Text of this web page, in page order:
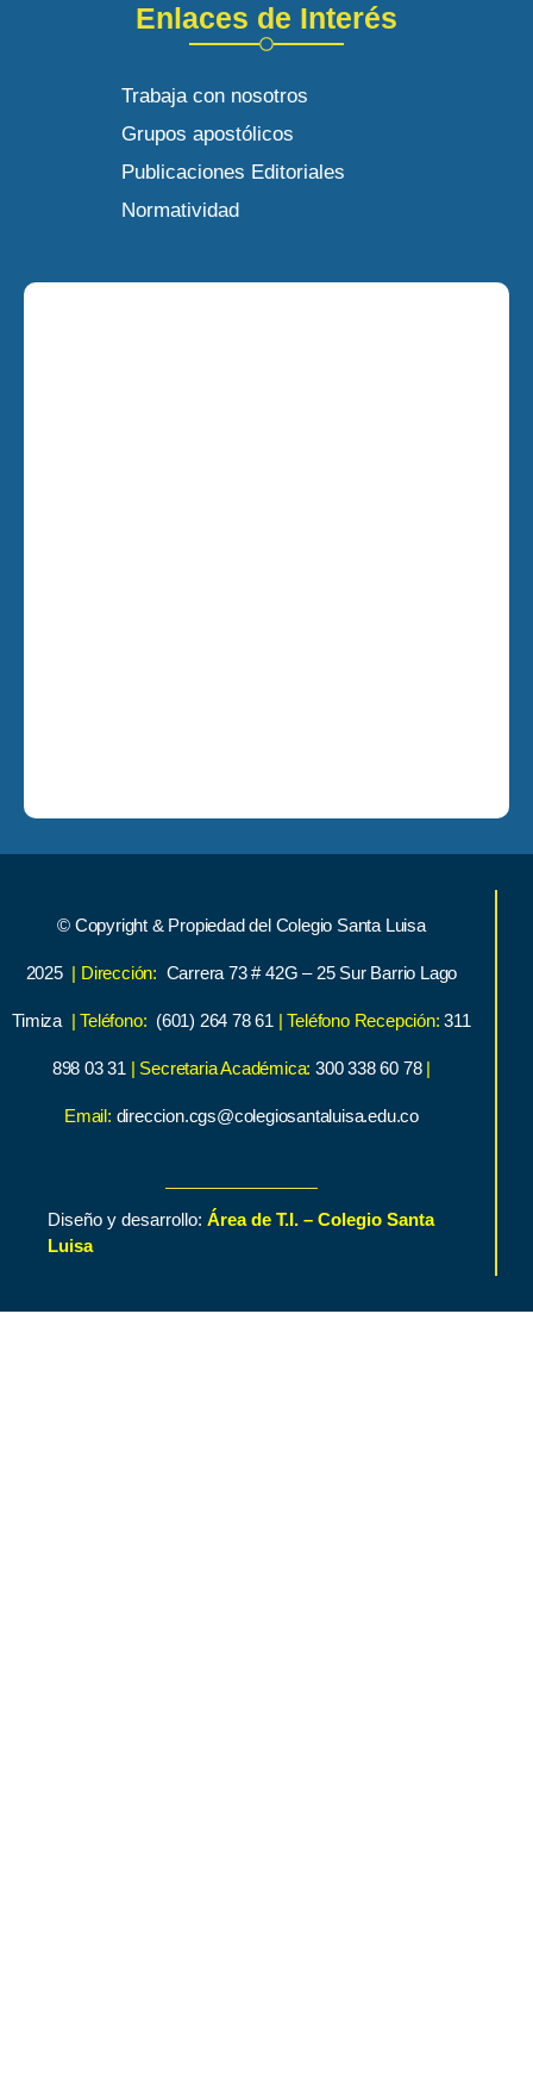
Enlaces de Interés
Trabaja con nosotros
Grupos apostólicos
Publicaciones Editoriales
Normatividad
© Copyright & Propiedad del Colegio Santa Luisa
2025 | Dirección: Carrera 73 # 42G – 25 Sur Barrio Lago
Timiza | Teléfono: (601) 264 78 61 | Teléfono Recepción: 311
898 03 31 | Secretaria Académica:300 338 60 78 |
Email: direccion.cgs@colegiosantaluisa.edu.co
Diseño y desarrollo: Área de T.I. – Colegio Santa
Luisa